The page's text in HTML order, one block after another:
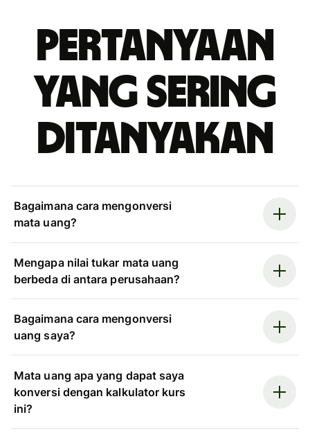
Pertanyaan
yang sering
ditanyakan
Bagaimana cara mengonversi
mata uang?
Mengapa nilai tukar mata uang
berbeda di antara perusahaan?
Bagaimana cara mengonversi
uang saya?
Mata uang apa yang dapat saya
konversi dengan kalkulator kurs
ini?